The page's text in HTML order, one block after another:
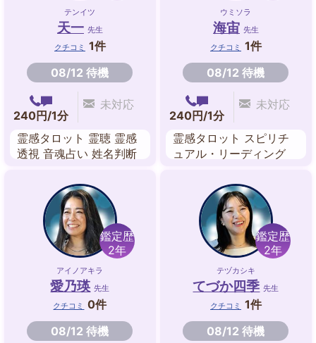
テンイツ
天一 先生
クチコミ 1件
08/12 待機
240円/1分
未対応
霊感タロット 霊聴 霊感
透視 音魂占い 姓名判断
ウミソラ
海宙 先生
クチコミ 1件
08/12 待機
240円/1分
未対応
霊感タロット スピリチ
ュアル・リーディング
波動修正
鑑定歴
2年
アイノアキラ
愛乃瑛 先生
クチコミ
0件
08/12 待機
鑑定歴
2年
テヅカシキ
てづか四季 先生
クチコミ 1件
08/12 待機